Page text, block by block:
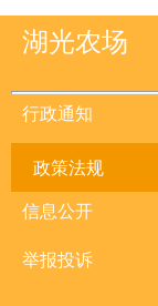
湖光农场
行政通知
政策法规
信息公开
举报投诉